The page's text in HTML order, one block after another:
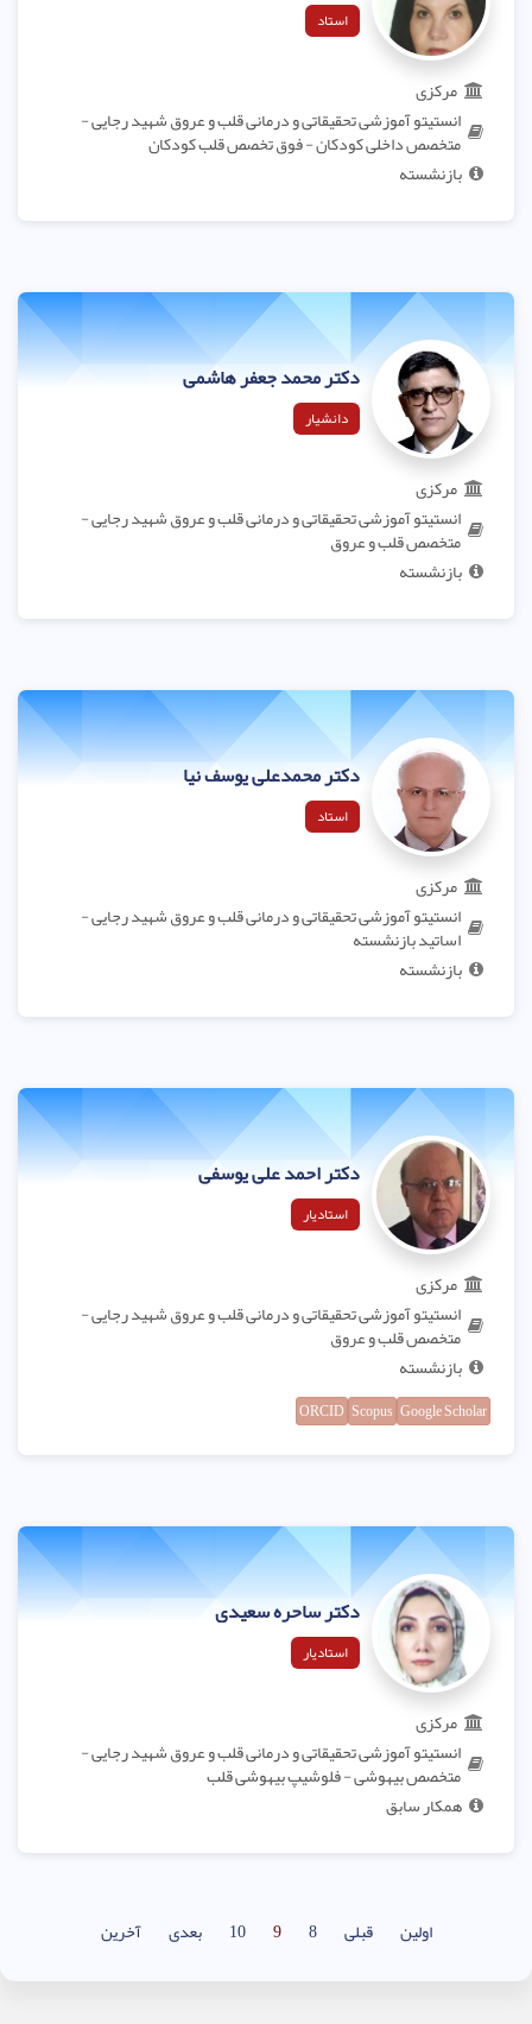
استاد
مرکزی
انستیتو آموزشی تحقیقاتی و درمانی قلب و عروق شهید رجایی -
متخصص داخلی کودکان - فوق تخصص قلب کودکان
بازنشسته
دکتر محمد جعفر هاشمی
دانشیار
مرکزی
انستیتو آموزشی تحقیقاتی و درمانی قلب و عروق شهید رجایی -
متخصص قلب و عروق
بازنشسته
دکتر محمدعلی یوسف نیا
استاد
مرکزی
انستیتو آموزشی تحقیقاتی و درمانی قلب و عروق شهید رجایی -
اساتید بازنشسته
بازنشسته
دکتر احمد علی یوسفی
استادیار
مرکزی
انستیتو آموزشی تحقیقاتی و درمانی قلب و عروق شهید رجایی -
متخصص قلب و عروق
بازنشسته
Google Scholar
Scopus
ORCID
دکتر ساحره سعیدی
استادیار
مرکزی
انستیتو آموزشی تحقیقاتی و درمانی قلب و عروق شهید رجایی -
متخصص بیهوشی - فلوشیپ بیهوشی قلب
همکار سابق
اولین قبلی 8
9
10 بعدی آخرین